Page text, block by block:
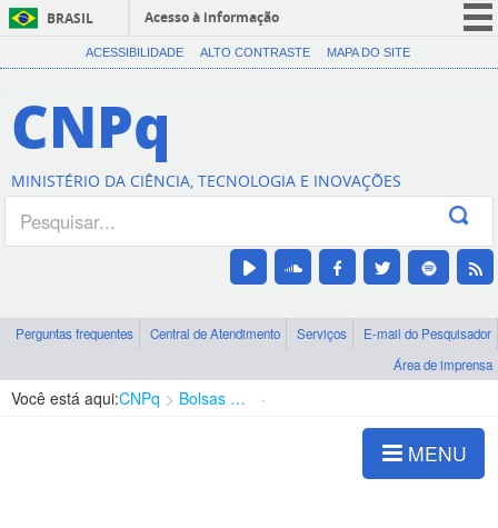
BRASIL
Acesso à informação
CORONAVÍRUS (COVID-19)
Canais
ACESSIBILIDADE ALTO CONTRASTE MAPA DO SITE
CNPq
MINISTÉRIO DA CIÊNCIA, TECNOLOGIA E INOVAÇÕES
Perguntas frequentes Central de Atendimento Serviços
E-mail do Pesquisador
Área de imprensa
Você está aqui:CNPq Bolsas e Auxílios Vigentes
MENU